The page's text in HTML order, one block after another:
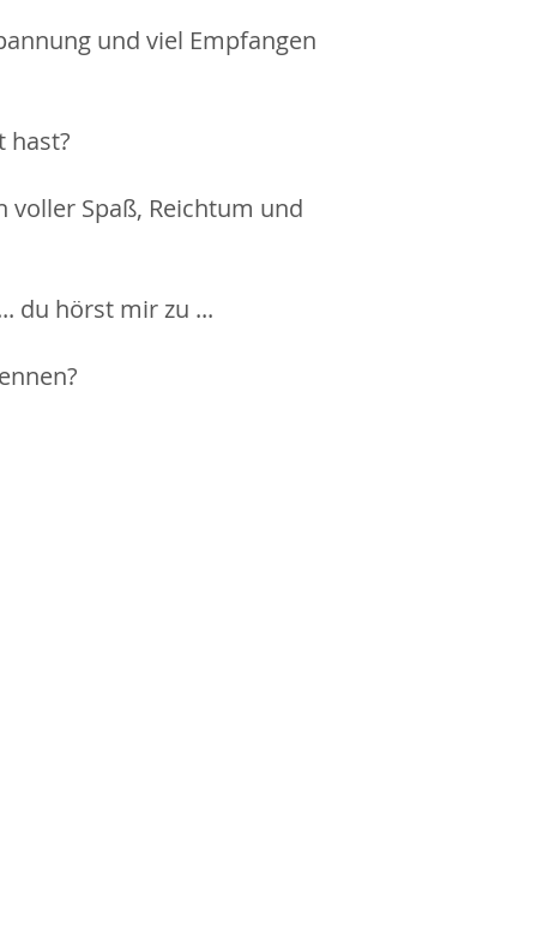
und viel Empfangen
hast?
Spaß, Reichtum und
du hörst mir zu ...